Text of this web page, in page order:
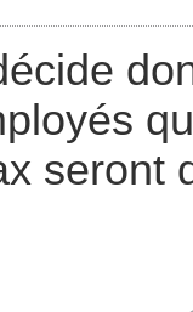
seront